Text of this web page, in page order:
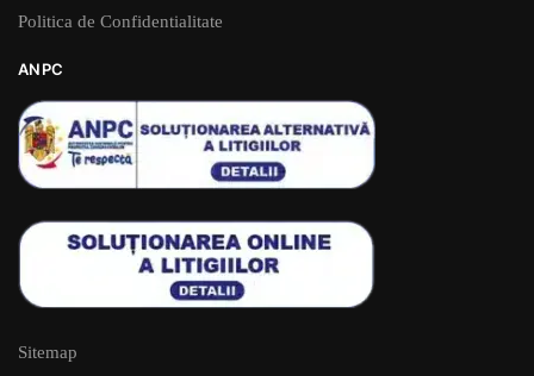
Politica de Confidentialitate
ANPC
Sitemap